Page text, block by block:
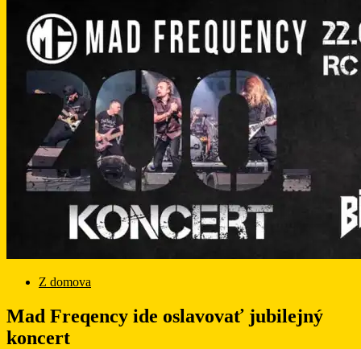
Z domova
Mad Freqency ide oslavovať jubilejný
koncert